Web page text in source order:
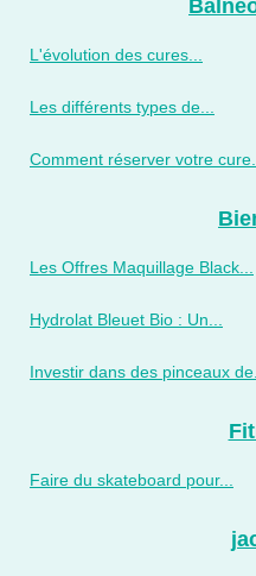
L'évolution des cures...
Les différents types de...
Comment réserver votre cure...
Les Offres Maquillage Black...
Hydrolat Bleuet Bio : Un...
Investir dans des pinceaux
Faire du skateboard pour...